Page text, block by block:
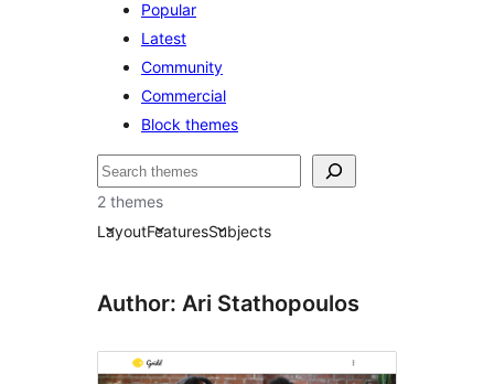
Popular
Latest
Community
Commercial
Block themes
Hľadať
2 themes
LayoutFeaturesSubjects
Author: Ari Stathopoulos